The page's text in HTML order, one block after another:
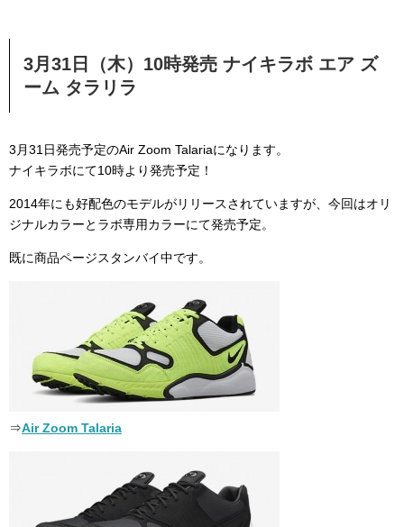
3月31日（木）10時発売 ナイキラボ エア ズ
ーム タラリラ
3月31日発売予定のAir Zoom Talariaになります。
ナイキラボにて10時より発売予定！
2014年にも好配色のモデルがリリースされていますが、今回はオリ
ジナルカラーとラボ専用カラーにて発売予定。
既に商品ページスタンバイ中です。
⇒Air Zoom Talaria